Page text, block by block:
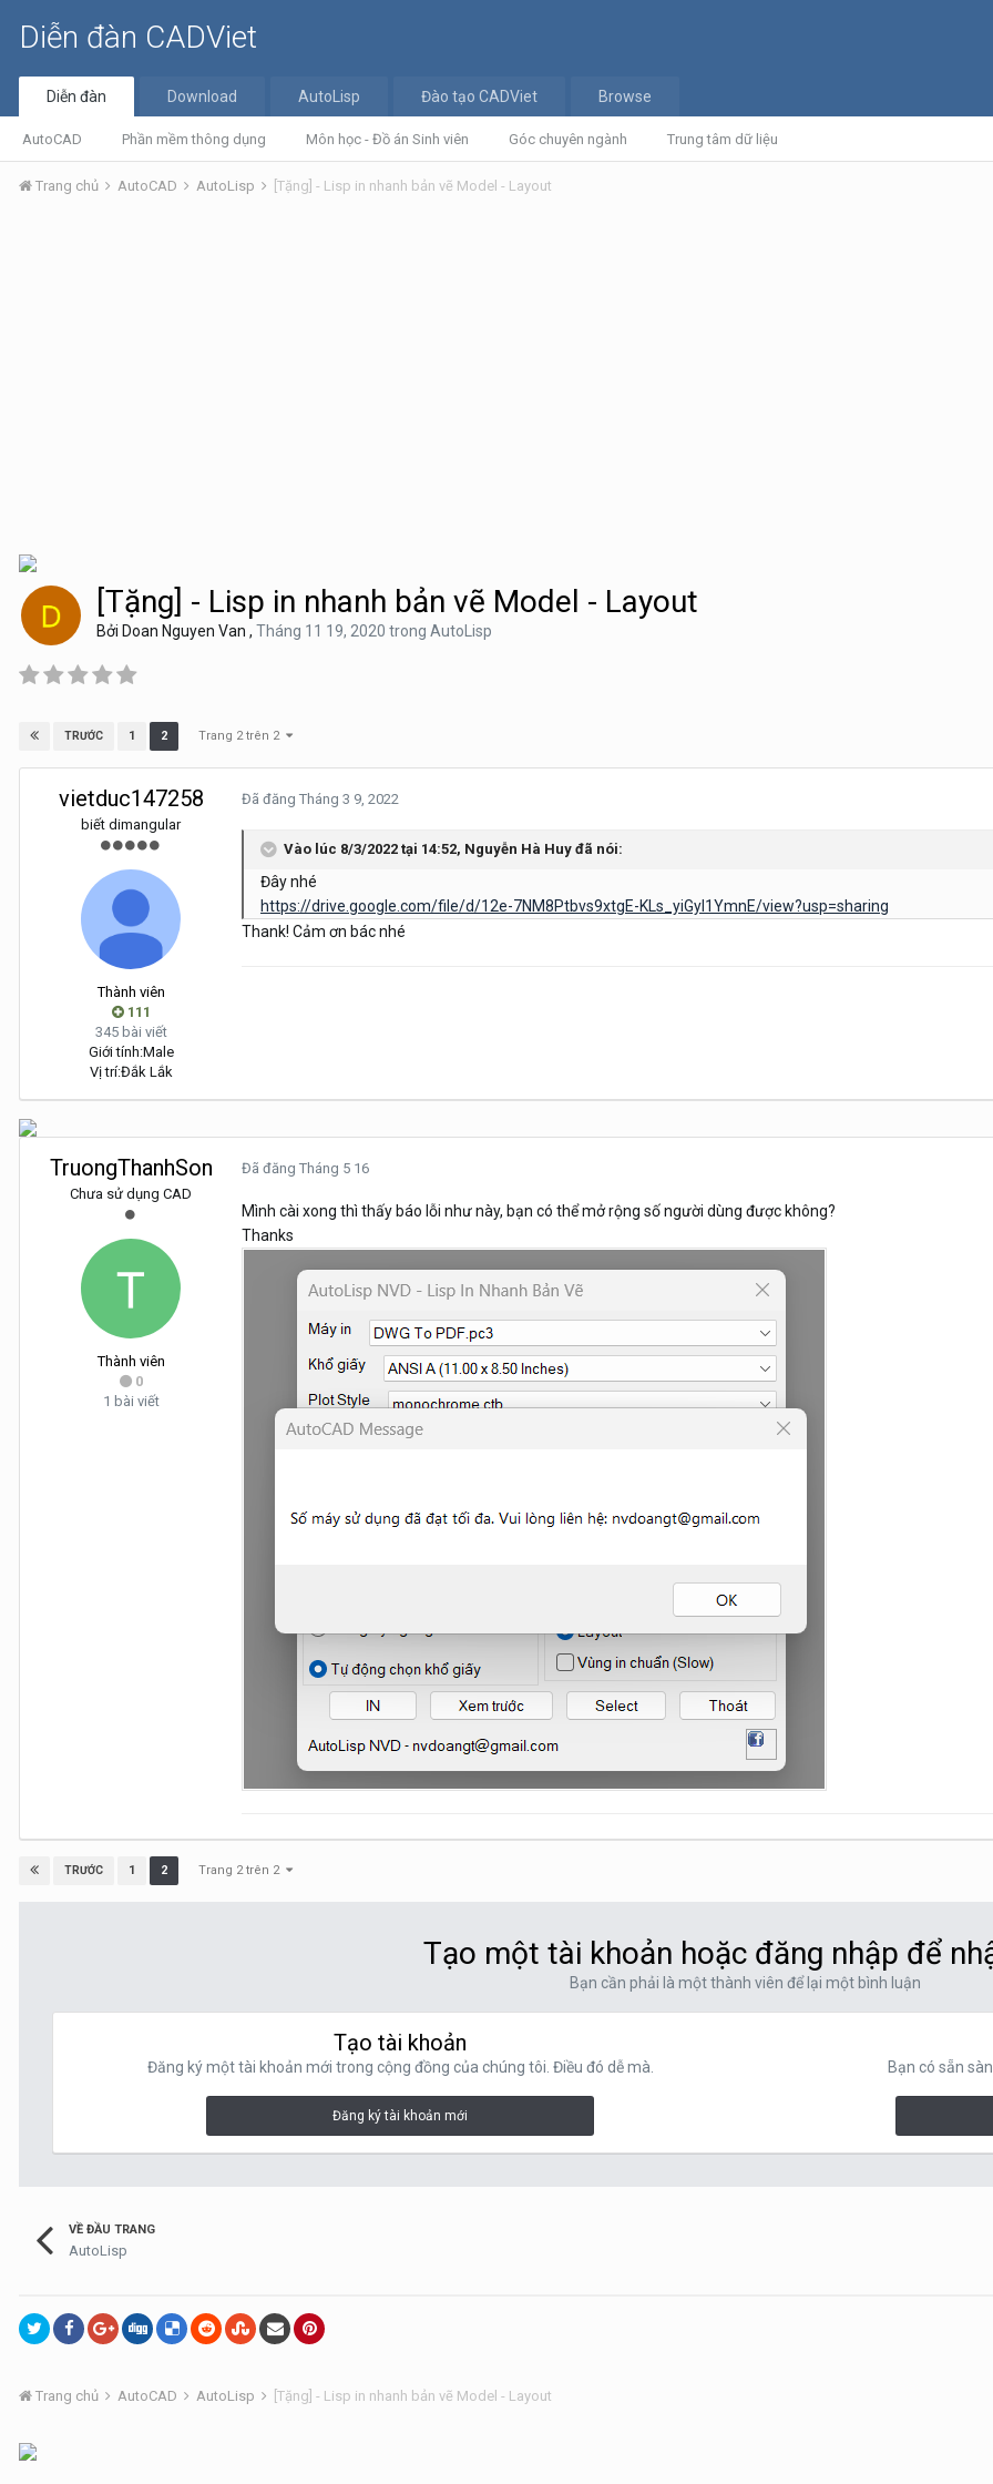
Diễn đàn CADViet
Diễn đàn
AutoCAD Phần mềm thông dụng Môn học - Đồ án Sinh viên Góc chuyên ngành Trung tâm dữ liệu
Download AutoLisp Đào tạo CADViet Browse
Trang chủ AutoCAD AutoLisp [Tặng] - Lisp in nhanh bản vẽ Model - Layout
[Tặng] - Lisp in nhanh bản vẽ Model - Layout
Bởi Doan Nguyen Van , Tháng 11 19, 2020 trong AutoLisp
TRƯỚC 1 2 Trang 2 trên 2
vietduc147258
biết dimangular
Thành viên
111
345 bài viết
Giới tính:Male
Vị trí:Đắk Lắk
Đã đăng Tháng 3 9, 2022
Vào lúc 8/3/2022 tại 14:52, Nguyễn Hà Huy đã nói:
Đây nhé
https://drive.google.com/file/d/12e-7NM8Ptbvs9xtgE-KLs_yiGyI1YmnE/view?usp=sharing
Thank! Cảm ơn bác nhé
TruongThanhSon
Chưa sử dụng CAD
Thành viên
0
1 bài viết
Đã đăng Tháng 5 16
Mình cài xong thì thấy báo lỗi như này, bạn có thể mở rộng số người dùng được không?
Thanks
TRƯỚC 1 2 Trang 2 trên 2
Tạo một tài khoản hoặc đăng nhập để
Bạn cần phải là một thành viên để lại một bình luận
Tạo tài khoản
Đăng ký một tài khoản mới trong cộng đồng của chúng tôi. Điều đó dễ mà.
Đăng ký tài khoản mới
Bạn có sẵn
VỀ ĐẦU TRANG
AutoLisp
Trang chủ AutoCAD AutoLisp [Tặng] - Lisp in nhanh bản vẽ Model - Layout